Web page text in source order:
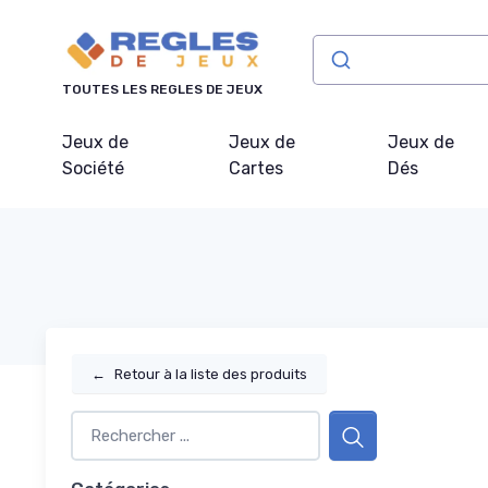
TOUTES LES REGLES DE JEUX
Jeux de
Société
Jeux de
Cartes
Jeux de
Dés
← Retour à la liste des produits